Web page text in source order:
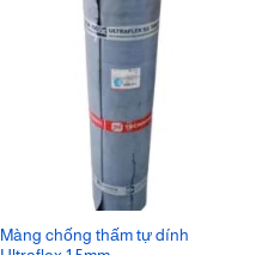
Màng chống thấm tự dính